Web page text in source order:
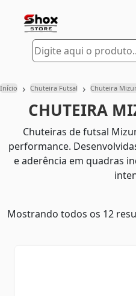
Início › Chuteira Futsal › Chuteira
CHUTEIRA
Chuteiras de futsal
performance.
e aderência em quadras
Mostrando todos os 12